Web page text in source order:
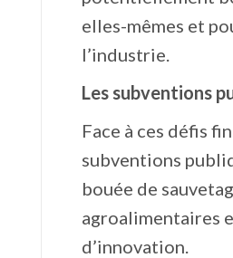
elles-mêmes et
l’industrie.
Les subventions
Face à ces défis
subventions
bouée de
agroalimentaires
d’innovation.